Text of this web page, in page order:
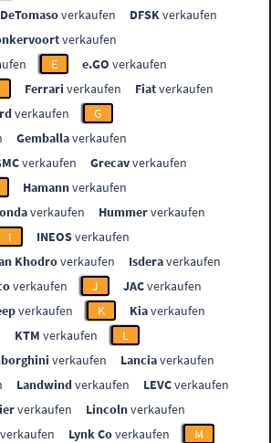
DeTomasoverkaufen DFSKverkaufen
verkaufen
E e.GO verkaufen
Ferrari verkaufen Fiatverkaufen
verkaufen
G
Gemballaverkaufen
verkaufen Grecavverkaufen
Hamannverkaufen
verkaufen Hummerverkaufen
I INEOSverkaufen
Khodroverkaufen Isderaverkaufen
verkaufen J JACverkaufen
verkaufen K Kiaverkaufen
KTM verkaufen
L
verkaufen Lanciaverkaufen
Landwindverkaufen LEVCverkaufen
verkaufen Lincolnverkaufen
verkaufen Lynk Coverkaufen
M